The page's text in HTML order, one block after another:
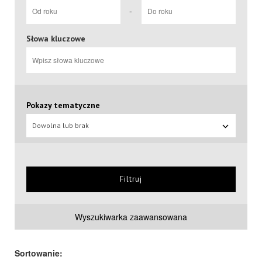
-
Słowa kluczowe
Pokazy tematyczne
Dowolna lub brak
Filtruj
Wyszukiwarka zaawansowana
Sortowanie: